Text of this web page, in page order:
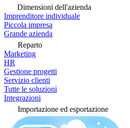
Dimensioni dell'azienda
Imprenditore individuale
Piccola impresa
Grande azienda
Reparto
Marketing
HR
Gestione progetti
Servizio clienti
Tutte le soluzioni
Integrazioni
Importazione ed esportazione